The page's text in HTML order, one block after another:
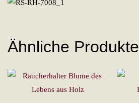
Ähnliche Produkte